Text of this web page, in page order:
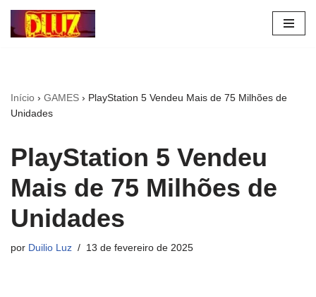
Pular
Início › GAMES › PlayStation 5 Vendeu Mais de 75 Milhões de
Unidades
PlayStation 5 Vendeu
Mais de 75 Milhões de
Unidades
por Duilio Luz 13 de fevereiro de 2025